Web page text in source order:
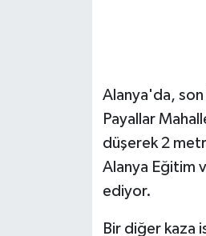
Alanya'da, son
Payallar
düşerek 2
Alanya Eğitim
ediyor.
Bir diğer kaza